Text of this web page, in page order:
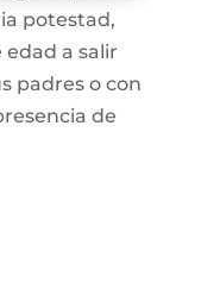
potestad,
a salir
padres o con
de